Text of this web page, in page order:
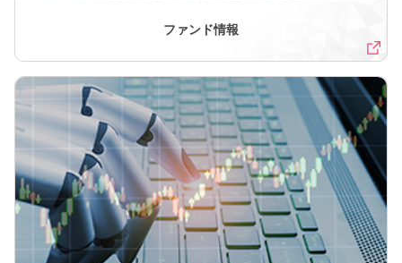
ファンド情報